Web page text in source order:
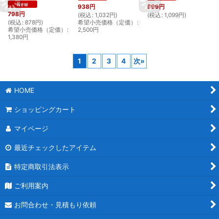
798円
(税込 : 878円)
希望小売価格（定価） :
1,380円
938円
(税込 : 1,032円)
希望小売価格（定価） :
2,500円
999円
(税込 : 1,099円)
1 2 3 4 次»
HOME
ショッピングカート
マイページ
最近チェックしたアイテム
特定商取引法表示
ご利用案内
お問合わせ・見積もり依頼